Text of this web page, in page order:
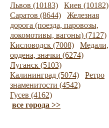
Львов (10183)
Киев (10182)
Саратов (8644)
Железная
дорога (поезда, паровозы,
локомотивы, вагоны) (7127)
Кисловодск (7008)
Медали,
ордена, значки (6274)
Луганск (5103)
Калининград (5074)
Ретро
знаменитости (4542)
Гусев (4162)
все города >>